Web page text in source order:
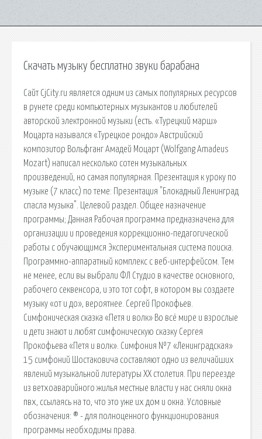
Скачать музыку бесплатно звуки барабана
Сайт CjCity.ru является одним из самых популярных ресурсов
в рунете среди компьютерных музыкантов и любителей
авторской электронной музыки (есть. «Турецкий марш»
Моцарта назывался «Турецкое рондо» Австрийский
композитор Вольфганг Амадей Моцарт (Wolfgang Amadeus
Mozart) написал несколько сотен музыкальных
произведений, но самая популярная. Презентация к уроку по
музыке (7 класс) по теме: Презентация "Блокадный Ленинград
спасла музыка". Целевой раздел. Общее назначение
программы; Данная Рабочая программа предназначена для
организации и проведения коррекционно-педагогической
работы с обучающимся Экспериментальная система поиска.
Программно-аппаратный комплекс с веб-интерфейсом. Тем
не менее, если вы выбрали ФЛ Студио в качестве основного,
рабочего секвенсора, и это тот софт, в котором вы создаете
музыку «от и до», вероятнее. Сергей Прокофьев.
Симфоническая сказка «Петя и волк» Во всё мире и взрослые
и дети знают и любят симфоническую сказку Сергея
Прокофьева «Петя и волк». Симфония №7 «Ленинградская»
15 симфоний Шостаковича составляют одно из величайших
явлений музыкальной литературы ХХ столетия. При переезде
из ветхоаварийного жилья местные власти у нас сняли окна
пвх, ссылаясь на то, что это уже их дом и окна. Условные
обозначения: ® - для полноценного функционирования
программы необходимы права.